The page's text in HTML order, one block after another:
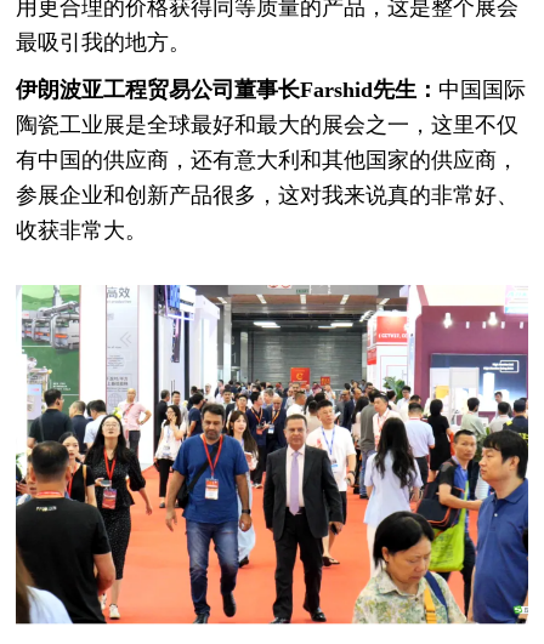
用更合理的价格获得同等质量的产品，这是整个展会
最吸引我的地方。
伊朗波亚工程贸易公司董事长Farshid先生： 中国国际
陶瓷工业展是全球最好和最大的展会之一，这里不仅
有中国的供应商，还有意大利和其他国家的供应商，
参展企业和创新产品很多，这对我来说真的非常好、
收获非常大。